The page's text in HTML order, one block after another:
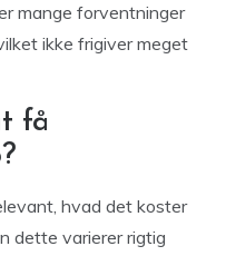
mange forventninger
ikke frigiver meget
få
hvad det koster
dette varierer rigtig